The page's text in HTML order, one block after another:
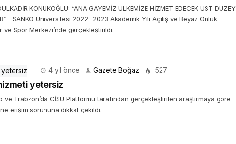
KONUKOĞLU: “ANA GAYEMİZ ÜLKEMİZE HİZMET EDECEK ÜST DÜZEY
SANKO Üniversitesi 2022- 2023 Akademik Yılı Açılış ve Beyaz Önlük
Spor Merkezi’nde gerçekleştirildi.
4 yıl önce Gazete Boğaz 527
yetersiz
ve Trabzon’da CİSÜ Platformu tarafından gerçekleştirilen araştırmaya göre
erişim sorununa dikkat çekildi.